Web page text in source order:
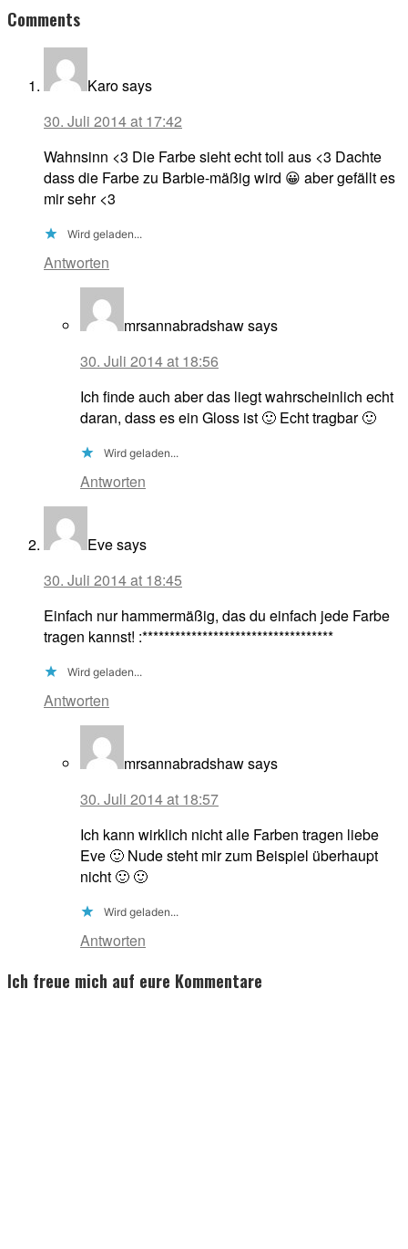
Interactions
Comments
Karosays
30. Juli 2014 at 17:42
Wahnsinn <3 Die Farbe sieht echt toll aus <3 Dachte
dass die Farbe zu Barbie-mäßig wird 😀 aber gefällt es
mir sehr <3
Wird geladen...
Antworten
mrsannabradshawsays
30. Juli 2014 at 18:56
Ich finde auch aber das liegt wahrscheinlich echt
daran, dass es ein Gloss ist 🙂 Echt tragbar 🙂
Wird geladen...
Antworten
Evesays
30. Juli 2014 at 18:45
Einfach nur hammermäßig, das du einfach jede Farbe
tragen kannst! :***********************************
Wird geladen...
Antworten
mrsannabradshawsays
30. Juli 2014 at 18:57
Ich kann wirklich nicht alle Farben tragen liebe
Eve 🙂 Nude steht mir zum Beispiel überhaupt
nicht 🙂 🙂
Wird geladen...
Antworten
Ich freue mich auf eure Kommentare